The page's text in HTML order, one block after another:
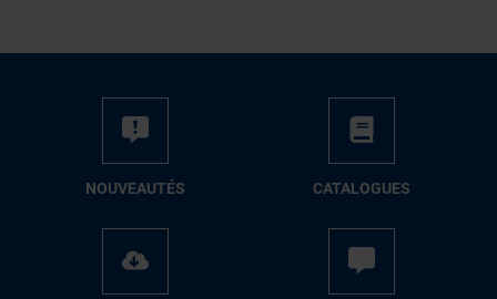
NOUVEAUTÉS CATALOGUES